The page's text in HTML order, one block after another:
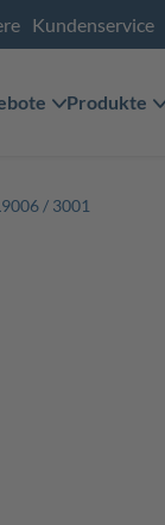
Kundenservice
Produkte
/ 3001